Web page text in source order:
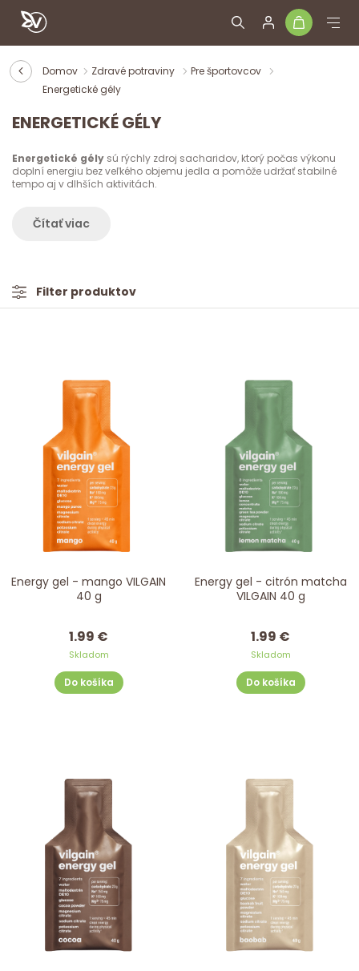
Domov Zdravé potraviny
Pre športovcov
Energetické gély
ENERGETICKÉ GÉLY
Energetické gély sú rýchly zdroj sacharidov, ktorý počas výkonu
doplní energiu bez veľkého objemu jedla a pomôže udržať stabilné
tempo aj v dlhších aktivitách.
Čítať viac
Filter produktov
Energy gel - mango VILGAIN
40 g
1.99 €
Skladom
Do košíka
Energy gel - citrón matcha
VILGAIN 40 g
1.99 €
Skladom
Do košíka